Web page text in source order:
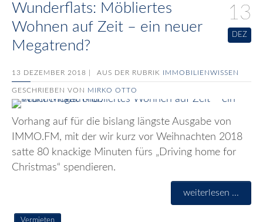
13
DEZ
Wunderflats: Möbliertes
Wohnen auf Zeit – ein neuer
Megatrend?
13 DEZEMBER 2018 | AUS DER RUBRIK IMMOBILIENWISSEN
GESCHRIEBEN VON MIRKO OTTO
Vorhang auf für die bislang längste Ausgabe von
IMMO.FM, mit der wir kurz vor Weihnachten 2018
satte 80 knackige Minuten fürs „Driving home for
Christmas“ spendieren.
weiterlesen ...